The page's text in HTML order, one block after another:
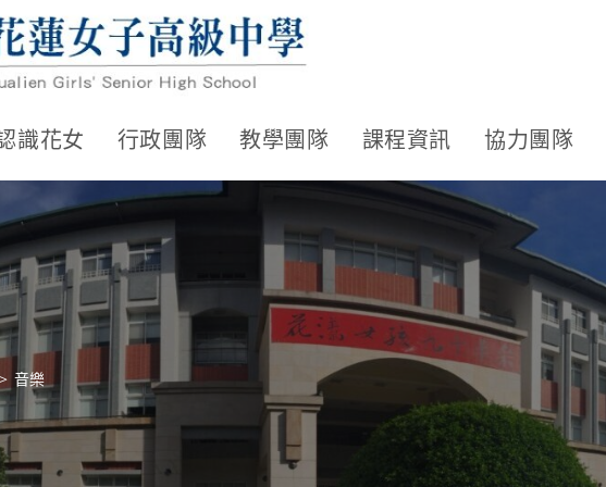
識花女 行政團隊 教學團隊 課程資訊 協力團隊
> 音樂